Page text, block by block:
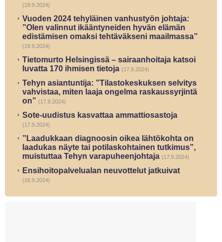
(19.9.2024)
Vuoden 2024 tehyläinen vanhustyön johtaja:
”Olen valinnut ikääntyneiden hyvän elämän
edistämisen omaksi tehtäväkseni maailmassa”
(19.9.2024)
Tietomurto Helsingissä – sairaanhoitaja katsoi
luvatta 170 ihmisen tietoja (17.9.2024)
Tehyn asiantuntija: ”Tilastokeskuksen selvitys
vahvistaa, miten laaja ongelma raskaussyrjintä
on” (17.9.2024)
Sote-uudistus kasvattaa ammattiosastoja
(17.9.2024)
”Laadukkaan diagnoosin oikea lähtökohta on
laadukas näyte tai potilaskohtainen tutkimus”,
muistuttaa Tehyn varapuheenjohtaja (17.9.2024)
Ensihoitopalvelualan neuvottelut jatkuivat
(16.9.2024)